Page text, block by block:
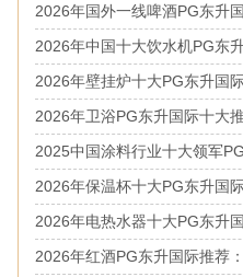
2026年国外一线啤酒PG东升
2026年中国十大饮水机PG东
2026年壁挂炉十大PG东升国
2026年卫浴PG东升国际十大
2025中国涂料行业十大领军
2026年保温杯十大PG东升国
2026年电热水器十大PG东升
2026年红酒PG东升国际推荐